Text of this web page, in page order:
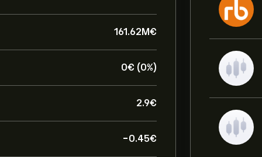
161.62M‎€‎
0‎€‎ (0%)
2.9‎€‎
-0.45‎€‎